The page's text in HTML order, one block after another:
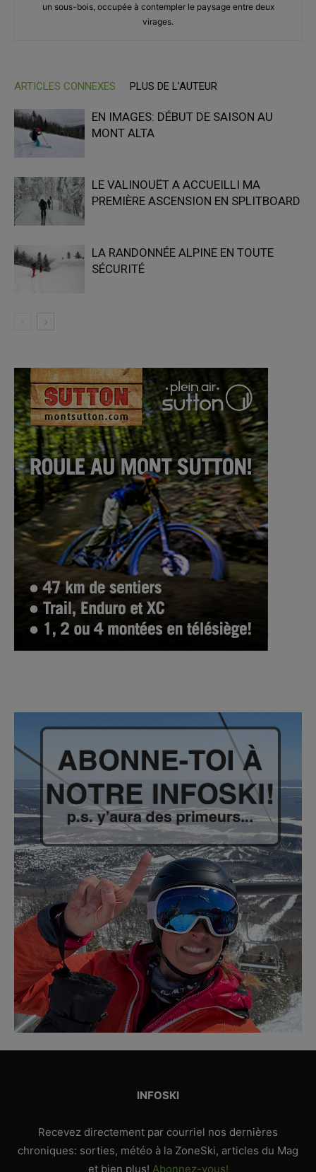
un sous-bois, occupée à contempler le paysage entre deux
virages.
ARTICLES CONNEXES PLUS DE L'AUTEUR
EN IMAGES: DÉBUT DE SAISON AU
MONT ALTA
LE VALINOUËT A ACCUEILLI MA
PREMIÈRE ASCENSION EN SPLITBOARD
LA RANDONNÉE ALPINE EN TOUTE
SÉCURITÉ
INFOSKI
Recevez directement par courriel nos dernières
chroniques: sorties, météo à la ZoneSki, articles du Mag
et bien plus! Abonnez-vous!